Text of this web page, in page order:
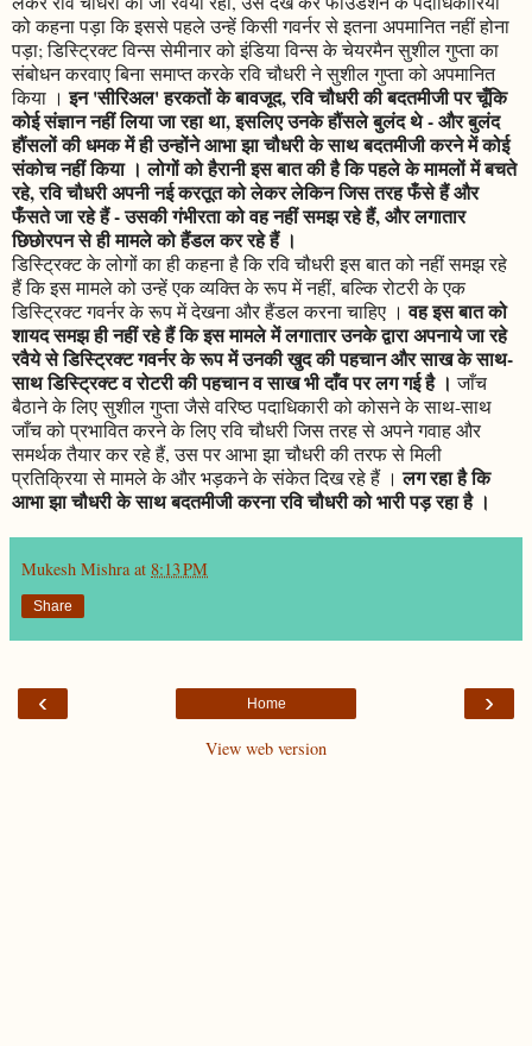
को कहना पड़ा कि इससे पहले उन्हें किसी गवर्नर से इतना अपमानित नहीं होना
पड़ा; डिस्ट्रिक्ट विन्स सेमीनार को इंडिया विन्स के चेयरमैन सुशील गुप्ता का
संबोधन करवाए बिना समाप्त करके रवि चौधरी ने सुशील गुप्ता को अपमानित
किया ।इन 'सीरिअल' हरकतों के बावजूद, रवि चौधरी की बदतमीजी पर चूँकि
कोई संज्ञान नहीं लिया जा रहा था, इसलिए उनके हौंसले बुलंद थे - और बुलंद
हौंसलों की धमक में ही उन्होंने आभा झा चौधरी के साथ बदतमीजी करने में कोई
संकोच नहीं किया । लोगों को हैरानी इस बात की है कि पहले के मामलों में बचते
रहे, रवि चौधरी अपनी नई करतूत को लेकर लेकिन जिस तरह फँसे हैं और
फँसते जा रहे हैं - उसकी गंभीरता को वह नहीं समझ रहे हैं, और लगातार
छिछोरपन से ही मामले को हैंडल कर रहे हैं ।
डिस्ट्रिक्ट के लोगों का ही कहना है कि रवि चौधरी इस बात को नहीं समझ रहे
हैं कि इस मामले को उन्हें एक व्यक्ति के रूप में नहीं, बल्कि रोटरी के एक
डिस्ट्रिक्ट गवर्नर के रूप में देखना और हैंडल करना चाहिए ।वह इस बात को
शायद समझ ही नहीं रहे हैं कि इस मामले में लगातार उनके द्वारा अपनाये जा रहे
रवैये से डिस्ट्रिक्ट गवर्नर के रूप में उनकी खुद की पहचान और साख के साथ-
साथ डिस्ट्रिक्ट व रोटरी की पहचान व साख भी दाँव पर लग गई है । जाँच
बैठाने के लिए सुशील गुप्ता जैसे वरिष्ठ पदाधिकारी को कोसने के साथ-साथ
जाँच को प्रभावित करने के लिए रवि चौधरी जिस तरह से अपने गवाह और
समर्थक तैयार कर रहे हैं, उस पर आभा झा चौधरी की तरफ से मिली
प्रतिक्रिया से मामले के और भड़कने के संकेत दिख रहे हैं ।लग रहा है कि
आभा झा चौधरी के साथ बदतमीजी करना रवि चौधरी को भारी पड़ रहा है ।
Mukesh Mishra at 8:13 PM
Share
‹ ›
Home
View web version